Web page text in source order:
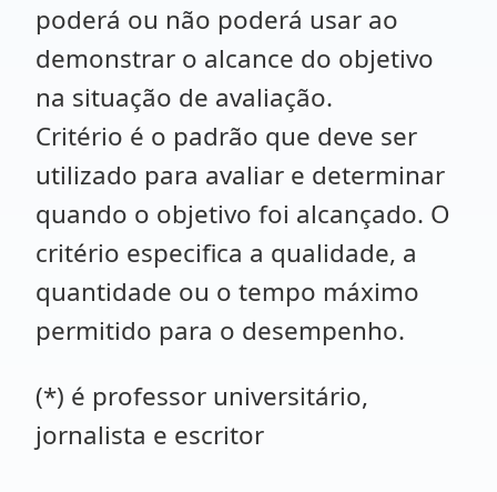
poderá ou não poderá usar ao
demonstrar o alcance do objetivo
na situação de avaliação.
Critério é o padrão que deve ser
utilizado para avaliar e determinar
quando o objetivo foi alcançado. O
critério especifica a qualidade, a
quantidade ou o tempo máximo
permitido para o desempenho.
(*) é professor universitário,
jornalista e escritor